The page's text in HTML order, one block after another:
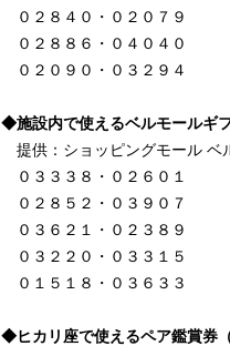
０２８４０・０２０７９
０２８８６・０４０４０
０２０９０・０３２９４
◆施設内で使えるベルモールギ
提供：ショッピングモール ベ
０３３３８・０２６０１
０２８５２・０３９０７
０３６２１・０２３８９
０３２２０・０３３１５
０１５１８・０３６３３
◆ヒカリ座で使えるペア鑑賞券（